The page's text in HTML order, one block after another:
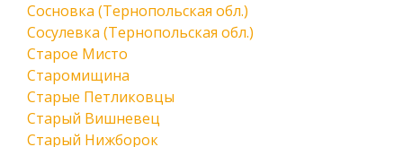
Сосновка (Тернопольская обл.)
Сосулевка (Тернопольская обл.)
Старое Мисто
Старомищина
Старые Петликовцы
Старый Вишневец
Старый Нижборок